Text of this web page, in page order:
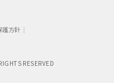
護方針
RESERVED